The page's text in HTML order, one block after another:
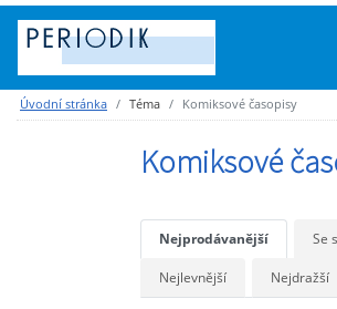
Úvodní stránka Téma Komiksové časopisy
Komiksové
Nejprodávanější Se
Nejlevnější Nejdražší